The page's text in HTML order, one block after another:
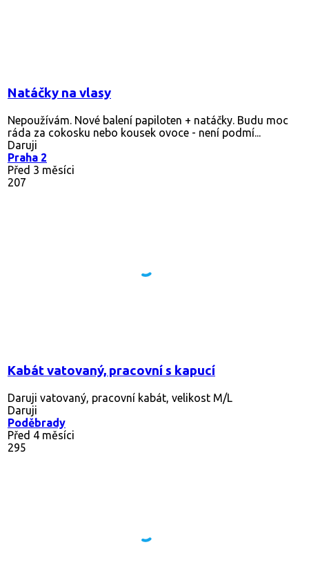
Natáčky na vlasy
Nepoužívám. Nové balení papiloten + natáčky. Budu moc
ráda za cokosku nebo kousek ovoce - není podmí...
Daruji
Praha 2
Před 3 měsíci
207
Kabát vatovaný, pracovní s kapucí
Daruji vatovaný, pracovní kabát, velikost M/L
Daruji
Poděbrady
Před 4 měsíci
295